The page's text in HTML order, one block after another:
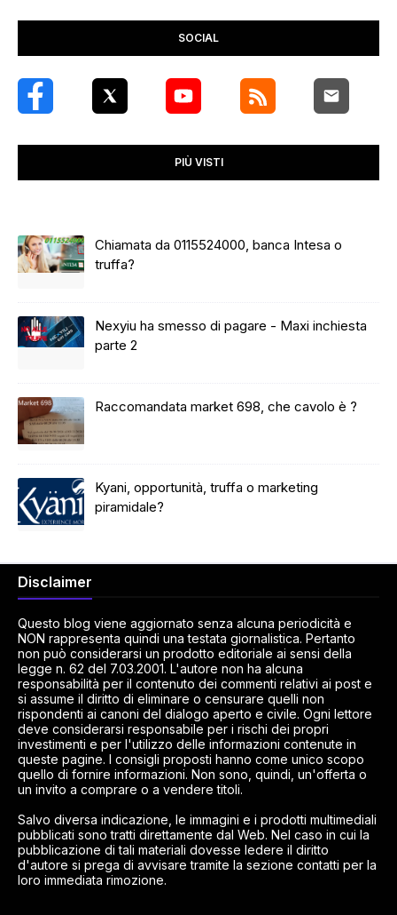
SOCIAL
PIÙ VISTI
Chiamata da 0115524000, banca Intesa o
truffa?
Nexyiu ha smesso di pagare - Maxi inchiesta
parte 2
Raccomandata market 698, che cavolo è ?
Kyani, opportunità, truffa o marketing
piramidale?
Disclaimer
Questo blog viene aggiornato senza alcuna periodicità e
NON rappresenta quindi una testata giornalistica. Pertanto
non può considerarsi un prodotto editoriale ai sensi della
legge n. 62 del 7.03.2001. L'autore non ha alcuna
responsabilità per il contenuto dei commenti relativi ai post e
si assume il diritto di eliminare o censurare quelli non
rispondenti ai canoni del dialogo aperto e civile. Ogni lettore
deve considerarsi responsabile per i rischi dei propri
investimenti e per l'utilizzo delle informazioni contenute in
queste pagine. I consigli proposti hanno come unico scopo
quello di fornire informazioni. Non sono, quindi, un'offerta o
un invito a comprare o a vendere titoli.
Salvo diversa indicazione, le immagini e i prodotti multimediali
pubblicati sono tratti direttamente dal Web. Nel caso in cui la
pubblicazione di tali materiali dovesse ledere il diritto
d'autore si prega di avvisare tramite la sezione contatti per la
loro immediata rimozione.